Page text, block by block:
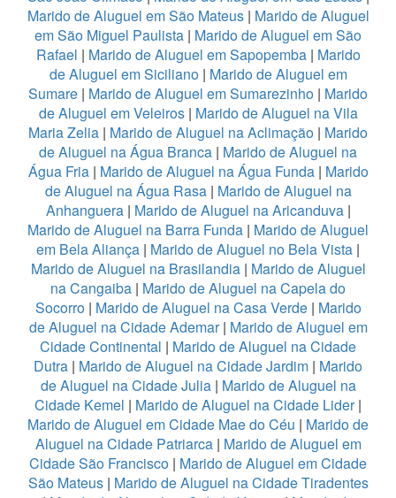
Marido de Aluguel em São Mateus | Marido de Aluguel
em São Miguel Paulista | Marido de Aluguel em São
Rafael | Marido de Aluguel em Sapopemba | Marido
de Aluguel em Siciliano| Marido de Aluguel em
Sumare | Marido de Aluguel em Sumarezinho | Marido
de Aluguel em Veleiros| Marido de Aluguel na Vila
Maria Zelia | Marido de Aluguel na Aclimação | Marido
de Aluguel na Água Branca | Marido de Aluguel na
Água Fria| Marido de Aluguel na Água Funda| Marido
de Aluguel na Água Rasa | Marido de Aluguel na
Anhanguera| Marido de Aluguel na Aricanduva|
Marido de Aluguel na Barra Funda | Marido de Aluguel
em Bela Aliança | Marido de Aluguel no Bela Vista |
Marido de Aluguel na Brasilandia| Marido de Aluguel
na Cangaiba | Marido de Aluguel na Capela do
Socorro | Marido de Aluguel na Casa Verde| Marido
de Aluguel na Cidade Ademar| Marido de Aluguel em
Cidade Continental | Marido de Aluguel na Cidade
Dutra | Marido de Aluguel na Cidade Jardim | Marido
de Aluguel na Cidade Julia | Marido de Aluguel na
Cidade Kemel | Marido de Aluguel na Cidade Lider|
Marido de Aluguel em Cidade Mae do Céu | Marido de
Aluguel na Cidade Patriarca| Marido de Aluguel em
Cidade São Francisco | Marido de Aluguel em Cidade
São Mateus| Marido de Aluguel na Cidade Tiradentes